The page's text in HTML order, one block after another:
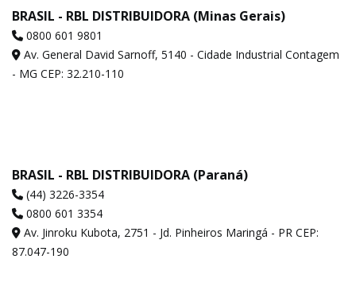
BRASIL - RBL DISTRIBUIDORA (Minas Gerais)
0800 601 9801
Av. General David Sarnoff, 5140 - Cidade Industrial Contagem
- MG CEP: 32.210-110
BRASIL - RBL DISTRIBUIDORA (Paraná)
(44) 3226-3354
0800 601 3354
Av. Jinroku Kubota, 2751 - Jd. Pinheiros Maringá - PR CEP:
87.047-190